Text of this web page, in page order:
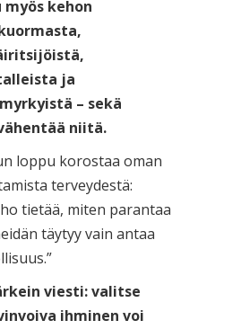
myös kehon
ja
– sekä
niitä.
loppu korostaa oman
terveydestä:
tietää, miten parantaa
täytyy vain antaa
viesti: valitse
ihminen voi